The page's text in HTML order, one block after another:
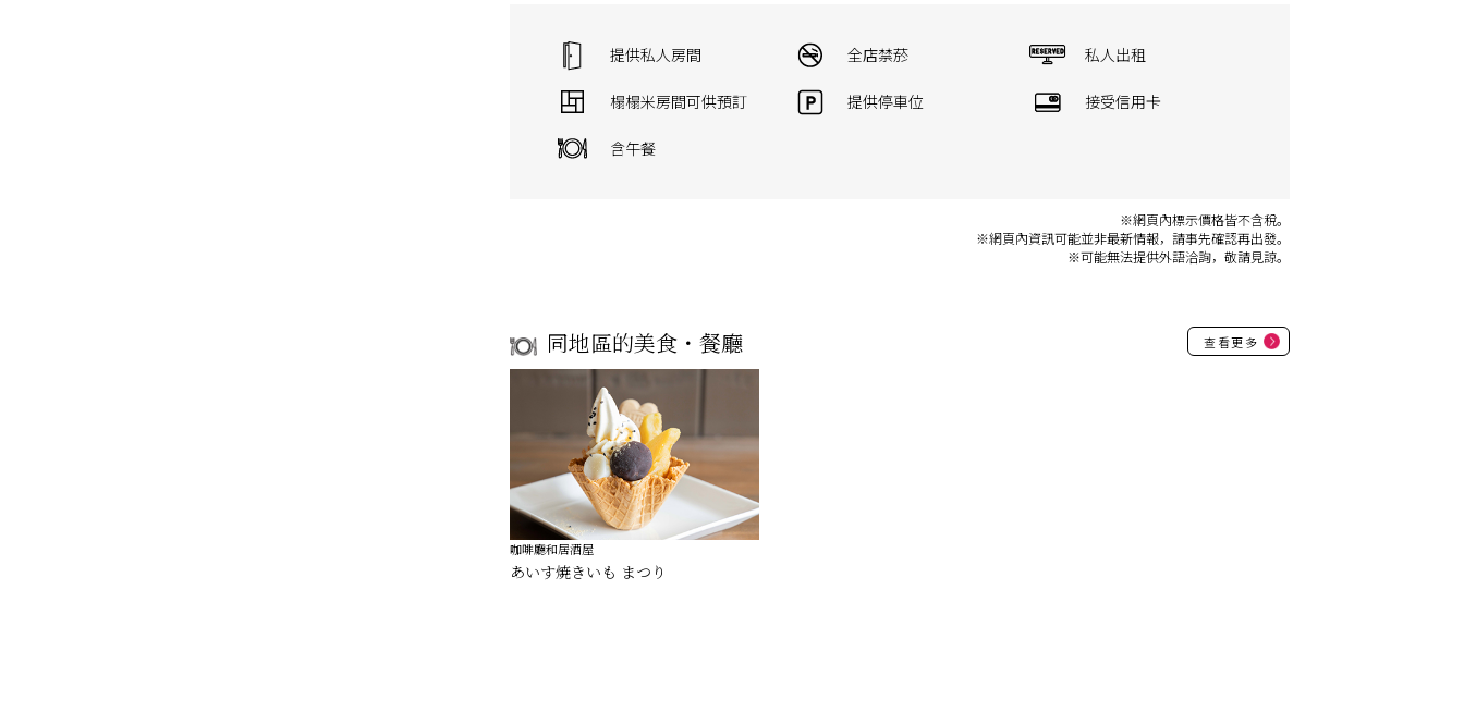
提供私人房間 全店禁菸 私人出租
榻榻米房間可供預訂 提供停車位 接受信用卡
含午餐
※網頁內標示價格皆不含稅。
※網頁內資訊可能並非最新情報，請事先確認再出發。
※可能無法提供外語洽詢，敬請見諒。
同地區的美食・餐廳 查看更多
咖啡廳和居酒屋
あいす焼きいも まつり